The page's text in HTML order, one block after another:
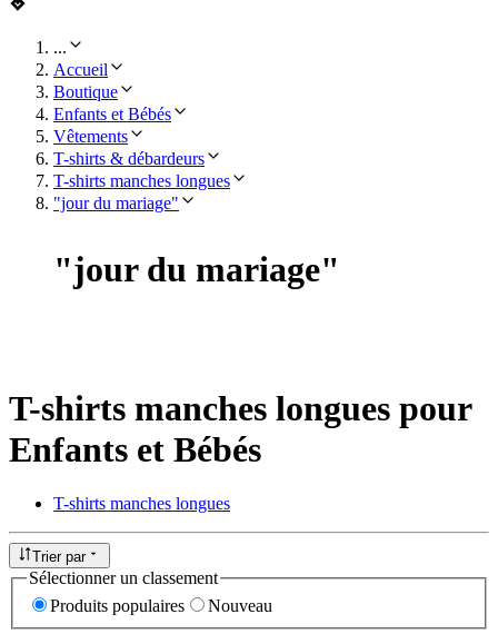
...
Accueil
Boutique
Enfants et Bébés
Vêtements
T-shirts & débardeurs
T-shirts manches longues
"jour du mariage"
"jour du mariage"
T-shirts manches longues pour
Enfants et Bébés
T-shirts manches longues
Trier par
Sélectionner un classement
Produits populaires
Nouveau